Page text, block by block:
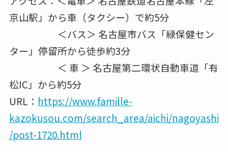
京山駅」から車（タクシー）で約5分
＜バス＞ 名古屋市バス「緑保健セン
ター」停留所から徒歩約3分
＜ 車 ＞ 名古屋第二環状自動車道「有
松IC」から約5分
URL： https://www.famille-
kazokusou.com/search_area/aichi/nagoyashi
/post-1720.html